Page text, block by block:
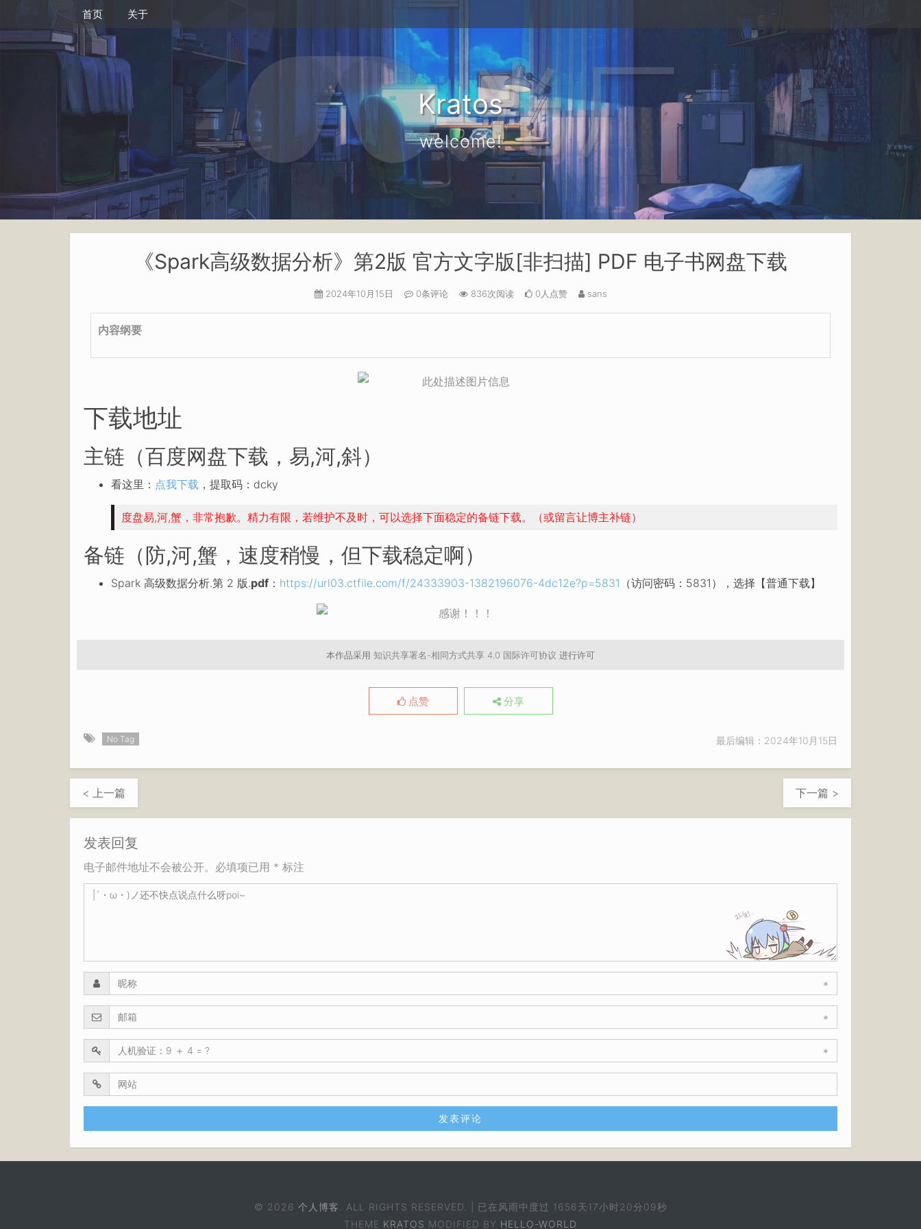
首页 关于
Kratos
welcome!
《Spark高级数据分析》第2版 官方文字版[非扫描] PDF 电子书网盘下载
2024年10月15日 0条评论 836次阅读 0人点赞 sans
内容纲要
下载地址
主链（百度网盘下载，易,河,斜）
看这里： 点我下载 ，提取码：dcky
度盘易,河,蟹，非常抱歉。精力有限，若维护不及时，可以选择下面稳定的备链下载。（或留言让博主补链）
备链（防,河,蟹，速度稍慢，但下载稳定啊）
Spark 高级数据分析.第 2 版.pdf ： https://url03.ctfile.com/f/24333903-1382196076-4dc12e?p=5831 （访问密码：5831），选择【普通下载】
本作品采用 知识共享署名-相同方式共享 4.0 国际许可协议 进行许可
点赞 分享
No Tag 最后编辑：2024年10月15日
< 上一篇 下一篇 >
发表回复
电子邮件地址不会被公开。必填项已用 * 标注
*
*
*
© 2026 个人博客 . ALL RIGHTS RESERVED. | 已在风雨中度过 1656天17小时20分09秒
THEME KRATOS MODIFIED BY HELLO-WORLD